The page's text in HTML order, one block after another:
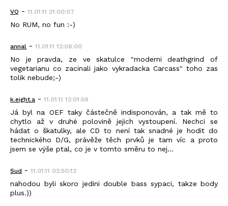
VQ - 11.01.11 21:00:07
No RUM, no fun :-)
annal - 11.01.11 12:08:00
No je pravda, ze ve skatulce "moderni deathgrind of
vegetarianu co zacinali jako vykradacka Carcass" toho zas
tolik nebude;-)
k.eight.a - 11.01.11 12:01:59
Já byl na OEF taky částečně indisponován, a tak mě to
chytlo až v druhé polovině jejich vystoupení. Nechci se
hádat o škatulky, ale CD to není tak snadné je hodit do
technického D/G, právěže těch prvků je tam víc a proto
jsem se výše ptal, co je v tomto směru to nej...
Sud - 11.01.11 02:50:12
nahodou byli skoro jedini double bass sypaci, takze body
plus.))